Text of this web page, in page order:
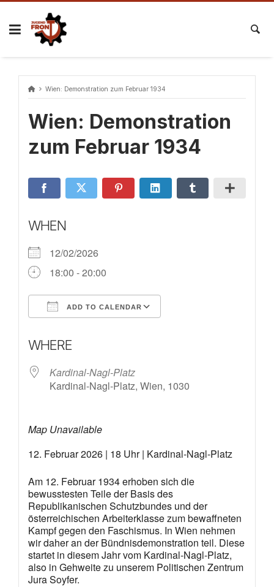
Skip
content
Wien: Demonstration zum Februar 1934
Wien: Demonstration
zum Februar 1934
WHEN
12/02/2026
18:00 - 20:00
ADD TO CALENDAR
WHERE
Kardinal-Nagl-Platz
Kardinal-Nagl-Platz, Wien, 1030
Map Unavailable
12. Februar 2026 | 18 Uhr | Kardinal-Nagl-Platz
Am 12. Februar 1934 erhoben sich die
bewusstesten Teile der Basis des
Republikanischen Schutzbundes und der
österreichischen Arbeiterklasse zum bewaffneten
Kampf gegen den Faschismus. In Wien nehmen
wir daher an der Bündnisdemonstration teil. Diese
startet in diesem Jahr vom Kardinal-Nagl-Platz,
also in Gehweite zu unserem Politischen Zentrum
Jura Soyfer.